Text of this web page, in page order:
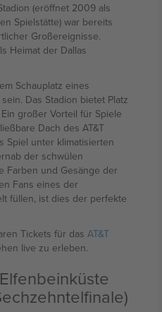
(eröffnet 2009 als
Spielstätte) war bereits
Großereignisse.
Heimat der Dallas
Schauplatz eines
Das Stadion bietet Platz
großer Vorteil für Spiele
Dach des AT&T
Spiel unter klimatisierten
der schwülen
Farben und Gesänge der
Fans eines der
füllen, ist dies der perfekte
Tickets für das AT&T
live zu erleben.